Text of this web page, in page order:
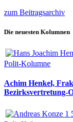
zum Beitragsarchiv
Die neuesten Kolumnen
Polit-Kolumne
Achim Henkel,
Bezirksvertretung-